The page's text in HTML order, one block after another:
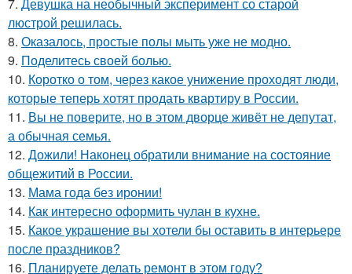
люстрой решилась.
8. Оказалось, простые полы мыть уже не модно.
9. Поделитесь своей болью.
10. Коротко о том, через какое унижение проходят люди,
которые теперь хотят продать квартиру в России.
11. Вы не поверите, но в этом дворце живёт не депутат,
а обычная семья.
12. Дожили! Наконец обратили внимание на состояние
общежитий в России.
13. Мама года без иронии!
14. Как интересно оформить чулан в кухне.
15. Какое украшение вы хотели бы оставить в интерьере
после праздников?
16. Планируете делать ремонт в этом году?